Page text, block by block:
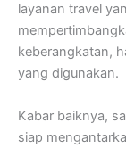
layanan travel
keberangkatan,
yang digunakan.
Kabar baiknya,
siap